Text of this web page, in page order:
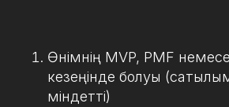
Өнімнің MVP, PMF
кезеңінде болуы
міндетті)